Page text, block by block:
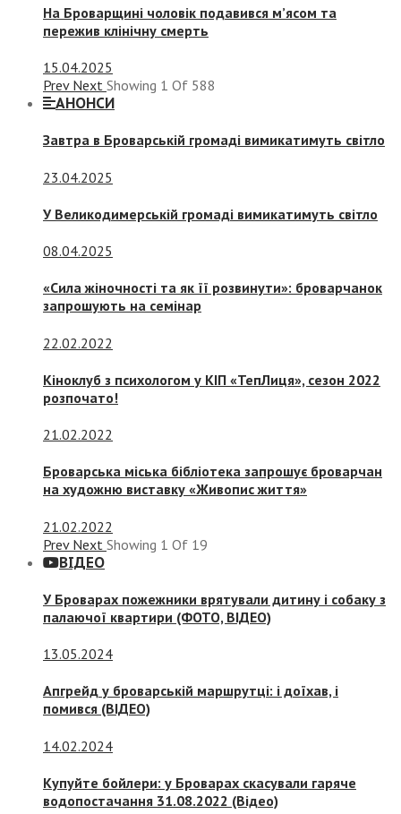
На Броварщині чоловік подавився м’ясом та
пережив клінічну смерть
15.04.2025
Prev Next Showing 1 Of 588
АНОНСИ
Завтра в Броварській громаді вимикатимуть світло
23.04.2025
У Великодимерській громаді вимикатимуть світло
08.04.2025
«Сила жіночності та як її розвинути»: броварчанок
запрошують на семінар
22.02.2022
Кіноклуб з психологом у КІП «ТепЛиця», сезон 2022
розпочато!
21.02.2022
Броварська міська бібліотека запрошує броварчан
на художню виставку «Живопис життя»
21.02.2022
Prev Next Showing 1 Of 19
ВІДЕО
У Броварах пожежники врятували дитину і собаку з
палаючої квартири (ФОТО, ВІДЕО)
13.05.2024
Апгрейд у броварській маршрутці: і доїхав, і
помився (ВІДЕО)
14.02.2024
Купуйте бойлери: у Броварах скасували гаряче
водопостачання 31.08.2022 (Відео)